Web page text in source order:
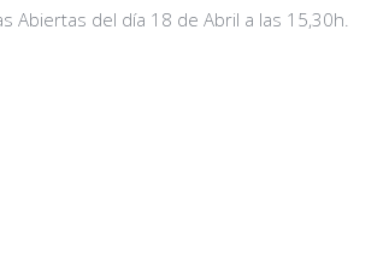
Abiertas del día 18 de Abril a las 15,30h.